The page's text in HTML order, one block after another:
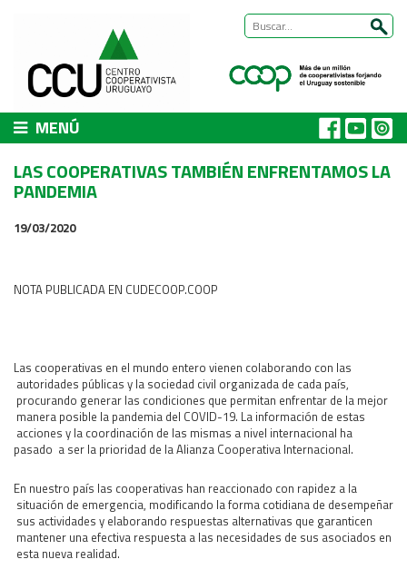
MENÚ
Presentación
Autoridades y equipo
Cómo trabajamos
Programas
Trabajos
Área Rural
Acerca del Área
Programas
Programas Centrales
REGIONAL LITORAL
LAS COOPERATIVAS TAMBIÉN ENFRENTAMOS LA
PANDEMIA
19/03/2020
NOTA PUBLICADA EN CUDECOOP.COOP
Las cooperativas en el mundo entero vienen colaborando con las
autoridades públicas y la sociedad civil organizada de cada país,
procurando generar las condiciones que permitan enfrentar de la mejor
manera posible la pandemia del COVID-19. La información de estas
acciones y la coordinación de las mismas a nivel internacional ha
pasado a ser la prioridad de la Alianza Cooperativa Internacional.
En nuestro país las cooperativas han reaccionado con rapidez a la
situación de emergencia, modificando la forma cotidiana de desempeñar
sus actividades y elaborando respuestas alternativas que garanticen
mantener una efectiva respuesta a las necesidades de sus asociados en
esta nueva realidad.